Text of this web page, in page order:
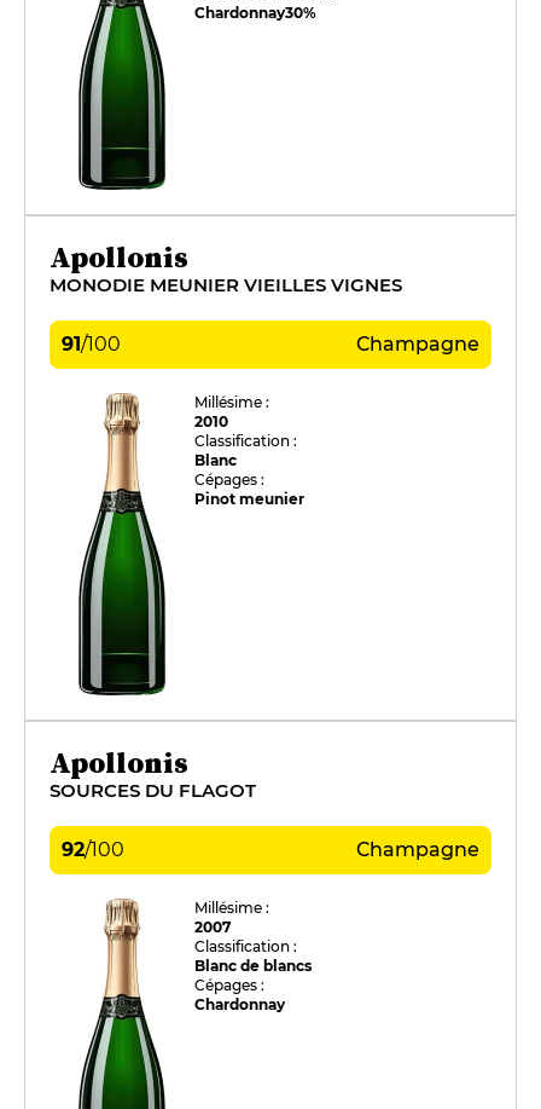
Chardonnay30%
Apollonis
MONODIE MEUNIER VIEILLES VIGNES
91/100 Champagne
Millésime :
2010
Classification :
Blanc
Cépages :
Pinot meunier
Apollonis
SOURCES DU FLAGOT
92/100 Champagne
Millésime :
2007
Classification :
Blanc de blancs
Cépages :
Chardonnay